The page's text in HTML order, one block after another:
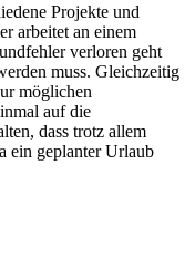
Projekte und
arbeitet an einem
verloren geht
muss. Gleichzeitig
möglichen
auf die
dass trotz allem
ein geplanter Urlaub